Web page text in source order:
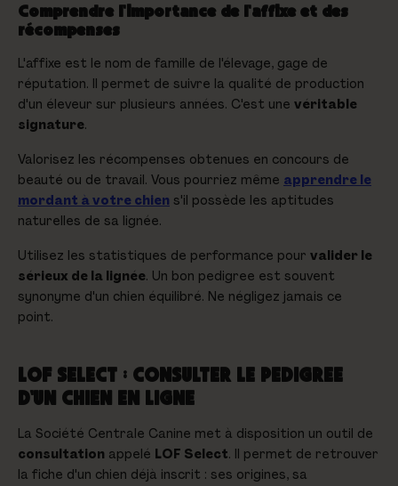
Comprendre l'importance de l'affixe et des
récompenses
L'affixe est le nom de famille de l'élevage, gage de
réputation. Il permet de suivre la qualité de production
d'un éleveur sur plusieurs années. C'est une véritable
signature.
Valorisez les récompenses obtenues en concours de
beauté ou de travail. Vous pourriez même apprendre le
mordant à votre chien s'il possède les aptitudes
naturelles de sa lignée.
Utilisez les statistiques de performance pour valider le
sérieux de la lignée. Un bon pedigree est souvent
synonyme d'un chien équilibré. Ne négligez jamais ce
point.
LOF SELECT : CONSULTER LE PEDIGREE
D'UN CHIEN EN LIGNE
La Société Centrale Canine met à disposition un outil de
consultation appelé LOF Select. Il permet de retrouver
la fiche d'un chien déjà inscrit : ses origines, sa